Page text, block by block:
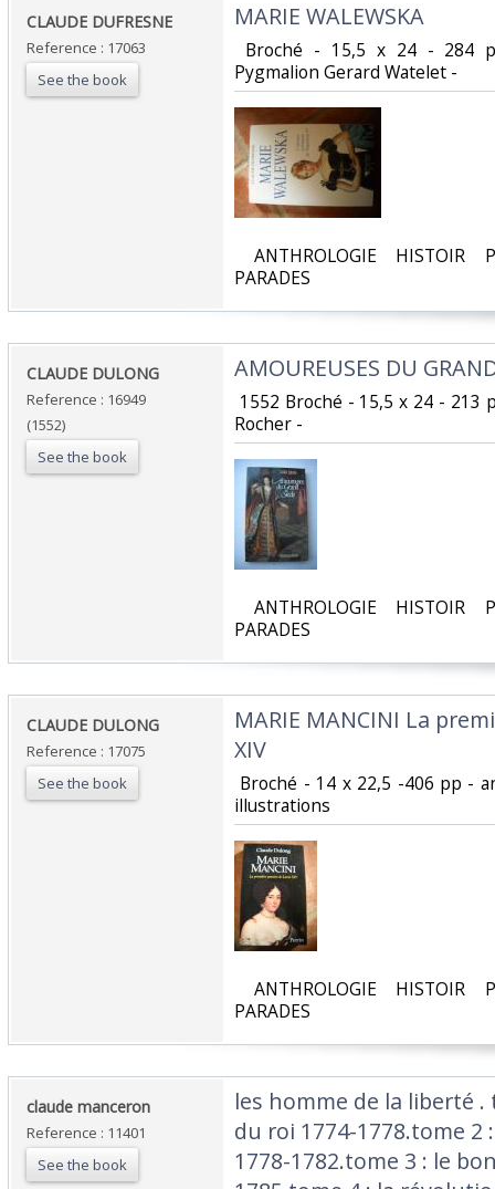
‎CLAUDE DUFRESNE‎
Reference : 17063
See the book
‎MARIE WALEWSKA‎
Broché - 15,5 x 24 - 284
Pygmalion Gerard Watelet - ‎
ANTHROLOGIE HISTOIR
PARADES‎
‎CLAUDE DULONG‎
Reference : 16949
(1552)
See the book
‎AMOUREUSES DU
1552 Broché - 15,5 x 24 -
Rocher - ‎
ANTHROLOGIE HISTOIR
PARADES‎
‎CLAUDE DULONG ‎
Reference : 17075
See the book
‎MARIE MANCINI La
XIV‎
Broché - 14 x 22,5 -406 pp -
illustrations ‎
ANTHROLOGIE HISTOIR
PARADES‎
‎claude manceron‎
Reference : 11401
See the book
‎les homme de la liberté
du roi 1774-1778.tome 2
1778-1782.tome 3 : le